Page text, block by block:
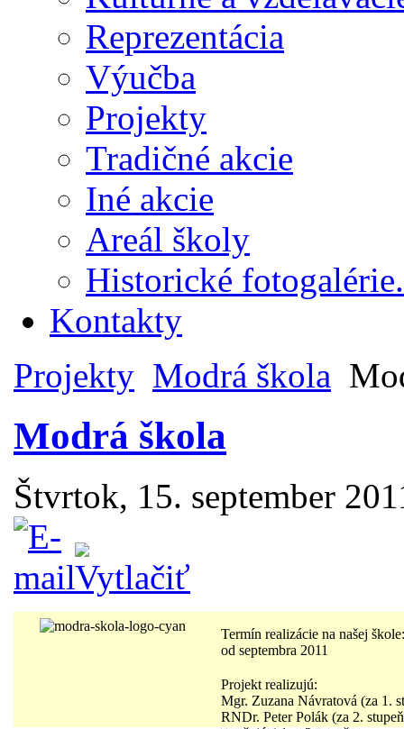
Reprezentácia
Výučba
Projekty
Tradičné akcie
Iné akcie
Areál školy
Historické
Kontakty
Projekty Modrá škola
Modrá škola
Štvrtok, 15. september
Termín realizácie na našej škole:
od septembra 2011
Projekt realizujú:
Mgr. Zuzana Návratová (za 1.
RNDr. Peter Polák (za 2.